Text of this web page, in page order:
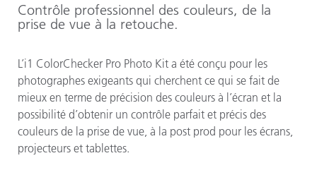
Contrôle professionnel des couleurs, de la
prise de vue à la retouche.
L’i1 ColorChecker Pro Photo Kit a été conçu pour les
photographes exigeants qui cherchent ce qui se fait de
mieux en terme de précision des couleurs à l’écran et la
possibilité d’obtenir un contrôle parfait et précis des
couleurs de la prise de vue, à la post prod pour les écrans,
projecteurs et tablettes.